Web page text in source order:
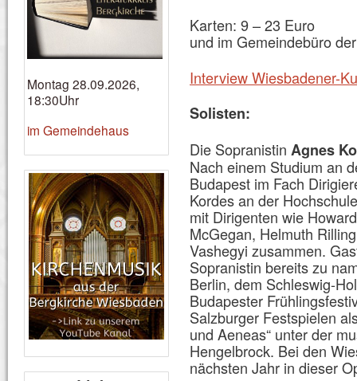
Karten: 9 – 23 Euro
und im Gemeindebüro
Interview Wiesbadener-
Solisten:
Die Sopranistin Agnes
Nach einem Studium an
Budapest im Fach
Kordes an der
mit Dirigenten wie
McGegan, Helmuth
Vashegyi zusammen.
Sopranistin bereits zu
Berlin, dem Schleswig-
Budapester
Salzburger Festspielen
und Aeneas“ unter der
Hengelbrock. Bei den
nächsten Jahr in dieser
Montag 28.09.2026,
18:30Uhr
im Gemeindehaus